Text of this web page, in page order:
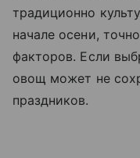
традиционно
начале осени,
факторов. Если
овощ может не
праздников.